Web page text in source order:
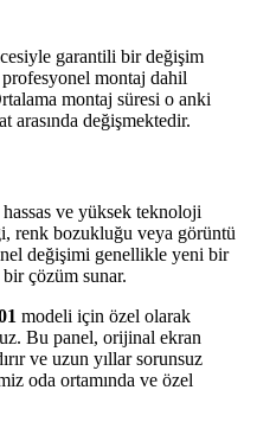
garantili bir değişim
montaj dahil
montaj süresi o anki
arasında değişmektedir.
ve yüksek teknoloji
renk bozukluğu veya görüntü
değişimi genellikle yeni bir
çözüm sunar.
modeli için özel olarak
Bu panel, orijinal ekran
ve uzun yıllar sorunsuz
oda ortamında ve özel